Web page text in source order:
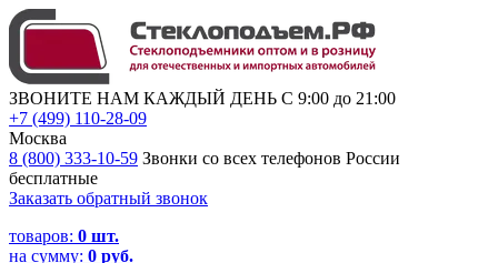
ЗВОНИТЕ НАМ КАЖДЫЙ ДЕНЬ С 9:00 до 21:00
+7 (499) 110-28-09
Москва
8 (800) 333-10-59 Звонки со всех телефонов России
бесплатные
Заказать обратный звонок
товаров: 0 шт.
на сумму: 0 руб.